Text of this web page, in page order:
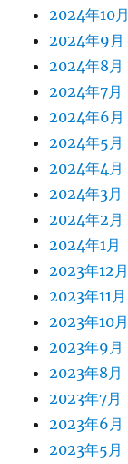
2024年10月
2024年9月
2024年8月
2024年7月
2024年6月
2024年5月
2024年4月
2024年3月
2024年2月
2024年1月
2023年12月
2023年11月
2023年10月
2023年9月
2023年8月
2023年7月
2023年6月
2023年5月